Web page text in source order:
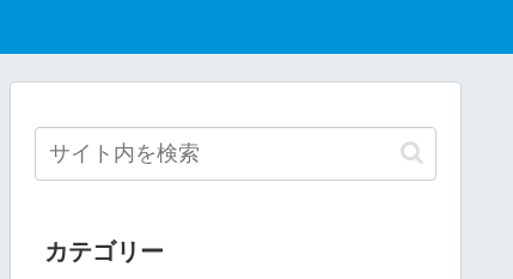
カテゴリー